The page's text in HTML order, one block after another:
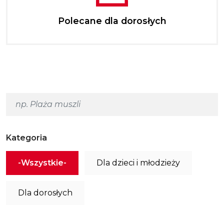
Polecane dla dorosłych
Kategoria
-Wszystkie- Dla dzieci i młodzieży
Dla dorosłych